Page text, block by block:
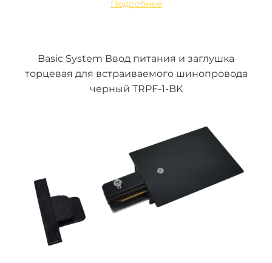
Подробнее
Basic System Ввод питания и заглушка
торцевая для встраиваемого шинопровода
черный TRPF-1-BK